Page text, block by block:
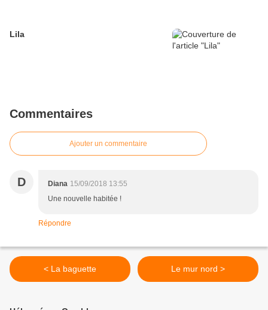
Lila
Commentaires
Ajouter un commentaire
D Diana 15/09/2018 13:55
Une nouvelle habitée !
Répondre
< La baguette Le mur nord >